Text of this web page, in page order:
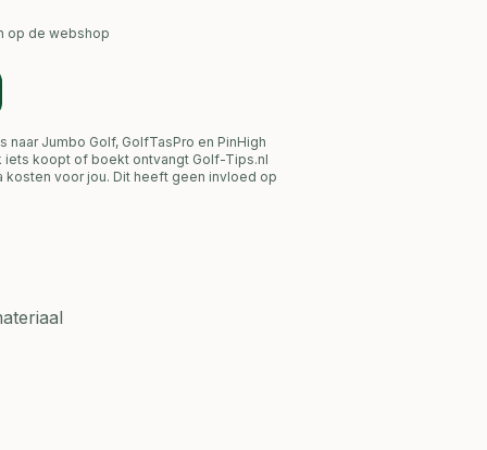
op de webshop
naar Jumbo Golf, GolfTasPro en PinHigh
iets koopt of boekt ontvangt Golf-Tips.nl
voor jou. Dit heeft geen invloed op